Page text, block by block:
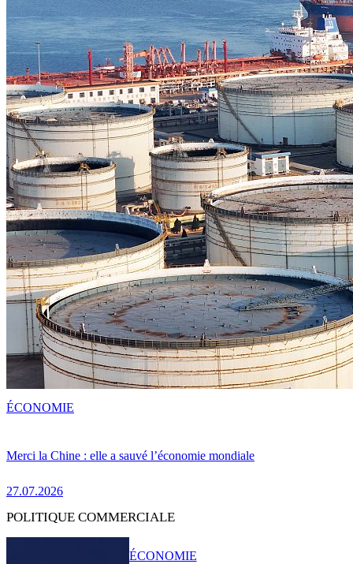
Merci la Chine : elle a sauvé l’économie mondiale
27.07.2026
ÉCONOMIE
POLITIQUE COMMERCIALE
ÉCONOMIE